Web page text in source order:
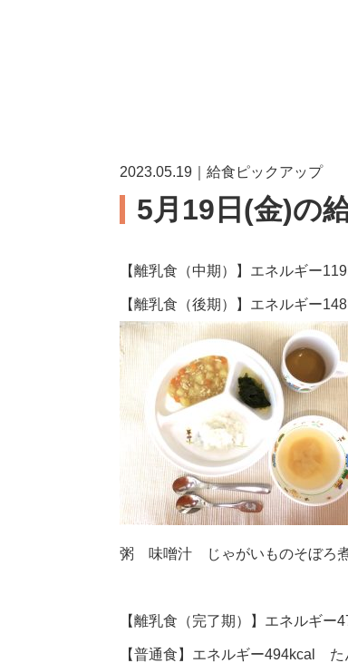
2023.05.19｜給食ピックアップ
5月19日(金)の
【離乳食（中期）】エネルギー
【離乳食（後期）】エネルギー
粥 味噌汁 じゃがいものそぼろ
【離乳食（完了期）】エネルギ
【普通食】エネルギー494kcal